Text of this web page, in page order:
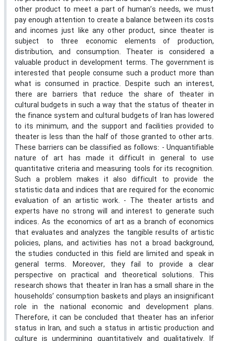
other product to meet a part of human’s needs, we must
pay enough attention to create a balance between its costs
and incomes just like any other product, since theater is
subject to three economic elements of production,
distribution, and consumption. Theater is considered a
valuable product in development terms. The government is
interested that people consume such a product more than
what is consumed in practice. Despite such an interest,
there are barriers that reduce the share of theater in
cultural budgets in such a way that the status of theater in
the finance system and cultural budgets of Iran has lowered
to its minimum, and the support and facilities provided to
theater is less than the half of those granted to other arts.
These barriers can be classified as follows: - Unquantifiable
nature of art has made it difficult in general to use
quantitative criteria and measuring tools for its recognition.
Such a problem makes it also difficult to provide the
statistic data and indices that are required for the economic
evaluation of an artistic work. - The theater artists and
experts have no strong will and interest to generate such
indices. As the economics of art as a branch of economics
that evaluates and analyzes the tangible results of artistic
policies, plans, and activities has not a broad background,
the studies conducted in this field are limited and speak in
general terms. Moreover, they fail to provide a clear
perspective on practical and theoretical solutions. This
research shows that theater in Iran has a small share in the
households’ consumption baskets and plays an insignificant
role in the national economic and development plans.
Therefore, it can be concluded that theater has an inferior
status in Iran, and such a status in artistic production and